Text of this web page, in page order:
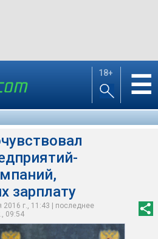
18+ ☰
зарплату
2016 г., 11:43 | последнее
09:54